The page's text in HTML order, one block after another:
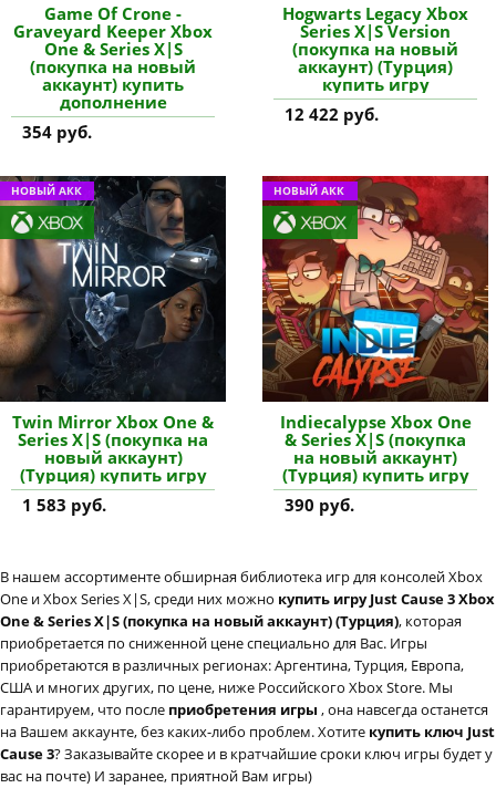
Game Of Crone -
Graveyard Keeper Xbox
One & Series X|S
(покупка на новый
аккаунт) купить
дополнение
354 руб.
Hogwarts Legacy Xbox
Series X|S Version
(покупка на новый
аккаунт) (Турция)
купить игру
12 422 руб.
НОВЫЙ АКК
Twin Mirror Xbox One &
Series X|S (покупка на
новый аккаунт)
(Турция) купить игру
1 583 руб.
НОВЫЙ АКК
Indiecalypse Xbox One
& Series X|S (покупка
на новый аккаунт)
(Турция) купить игру
390 руб.
В нашем ассортименте обширная библиотека игр для консолей Xbox
One и Xbox Series X|S, среди них можно купить игру Just Cause 3 Xbox
One & Series X|S (покупка на новый аккаунт) (Турция), которая
приобретается по сниженной цене специально для Вас. Игры
приобретаются в различных регионах: Аргентина, Турция, Европа,
США и многих других, по цене, ниже Российского Xbox Store. Мы
гарантируем, что после приобретения игры , она навсегда останется
на Вашем аккаунте, без каких-либо проблем. Хотите купить ключ Just
Cause 3? Заказывайте скорее и в кратчайшие сроки ключ игры будет у
вас на почте) И заранее, приятной Вам игры)